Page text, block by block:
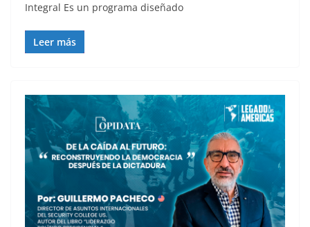
Integral Es un programa diseñado
Leer más